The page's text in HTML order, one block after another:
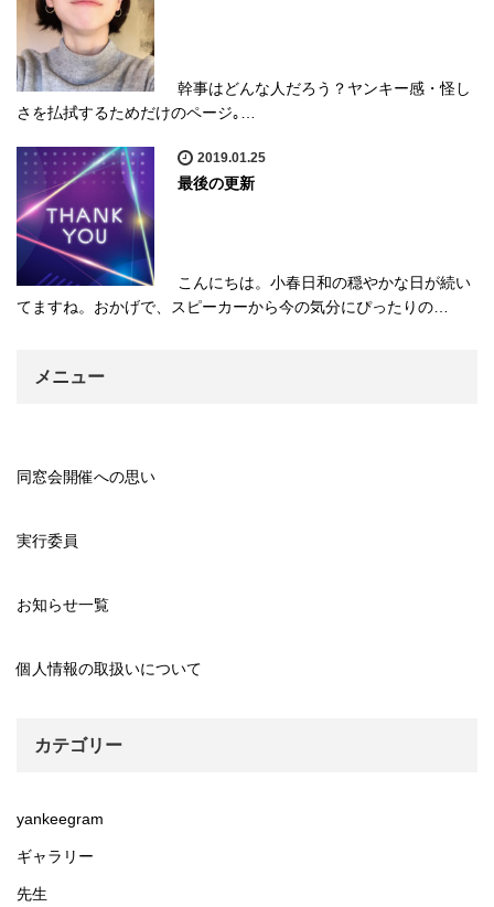
幹事はどんな人だろう？ヤンキー感・怪し
さを払拭するためだけのページ｡…
2019.01.25
最後の更新
こんにちは。小春日和の穏やかな日が続い
てますね。おかげで、スピーカーから今の気分にぴったりの…
メニュー
同窓会開催への思い
実行委員
お知らせ一覧
個人情報の取扱いについて
カテゴリー
yankeegram
ギャラリー
先生